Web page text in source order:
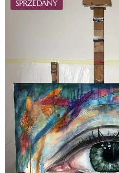
SPRZEDANY
SPRZEDANY